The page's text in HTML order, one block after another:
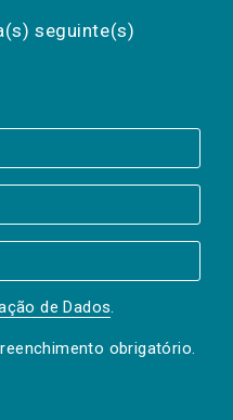
seguinte(s)
de Dados.
obrigatório.